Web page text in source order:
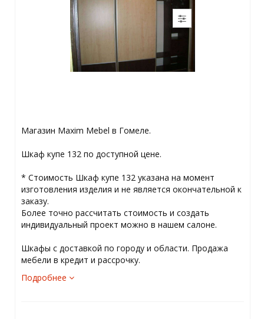
Магазин Maxim Mebel в Гомеле.
Шкаф купе 132 по доступной цене.
* Стоимость Шкаф купе 132 указана на момент
изготовления изделия и не является окончательной к
заказу.
Более точно рассчитать стоимость и создать
индивидуальный проект можно в нашем салоне.
Шкафы с доставкой по городу и области. Продажа
мебели в кредит и рассрочку.
Подробнее